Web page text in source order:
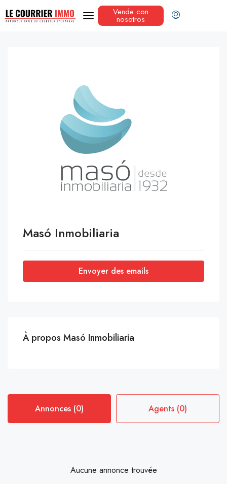
Vende con
nosotros
Masó Inmobiliaria
Envoyer des emails
À propos Masó Inmobiliaria
Annonces (0) Agents (0)
Aucune annonce trouvée